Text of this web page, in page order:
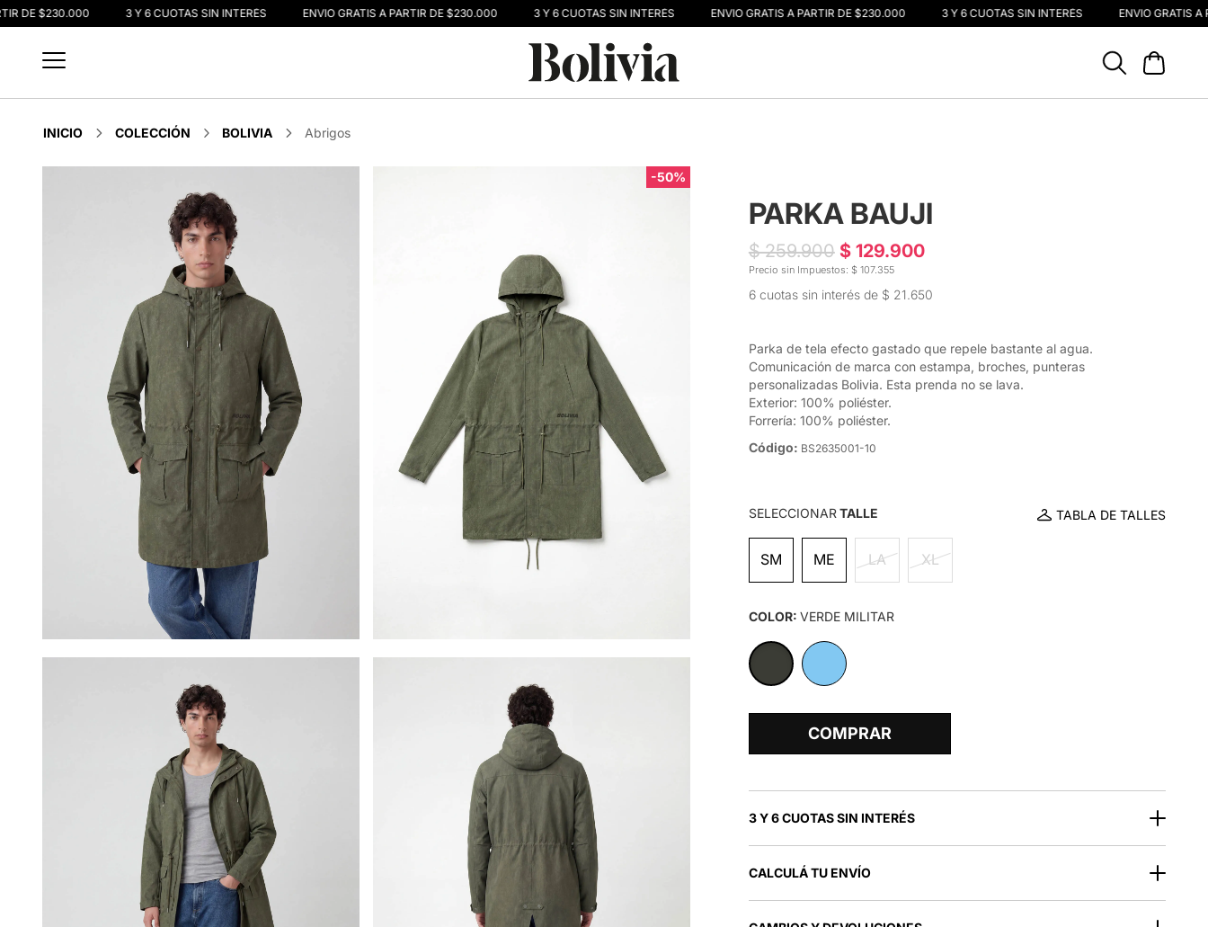
DE $230.000 3 Y 6 CUOTAS SIN INTERÉS ENVIO GRATIS A PARTIR DE $230.000 3 Y 6 CUOTAS SIN INTERÉS ENVIO GRATIS A PARTIR DE $230.000 3 Y 6 CUOTAS SIN INTERÉS ENVIO GRATIS A
INICIO COLECCIÓN BOLIVIA Abrigos
-50%
PARKA BAUJI
$ 259.900 $ 129.900
Precio sin Impuestos: $ 107.355
6 cuotas sin interés de $ 21.650
Parka de tela efecto gastado que repele bastante al agua.
Comunicación de marca con estampa, broches, punteras
personalizadas Bolivia. Esta prenda no se lava.
Exterior: 100% poliéster.
Forrería: 100% poliéster.
Código: BS2635001-10
TABLA DE TALLES
SELECCIONARTALLE
SM ME LA XL
COLOR: VERDE MILITAR
COMPRAR
3 Y 6 CUOTAS SIN INTERÉS
CALCULÁ TU ENVÍO